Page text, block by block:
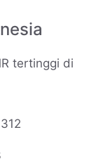
tertinggi di